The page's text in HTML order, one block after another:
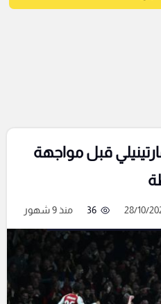
قبل مواجهة
36 منذ 9 شهور